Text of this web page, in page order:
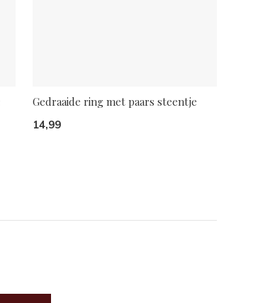
Gedraaide ring met paars steentje
14,99